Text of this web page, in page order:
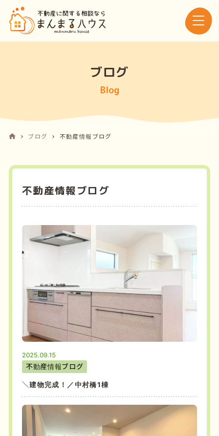
ブログ
Blog
ブログ 不動産情報ブログ
不動産情報ブログ
＼建物完成！／中村橋1棟
2025.09.15
不動産情報ブログ